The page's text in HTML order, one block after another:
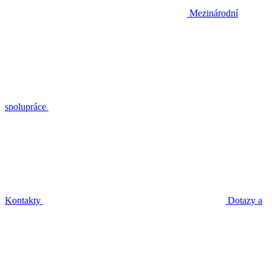
Mezinárodní
spolupráce
Kontakty Dotazy a